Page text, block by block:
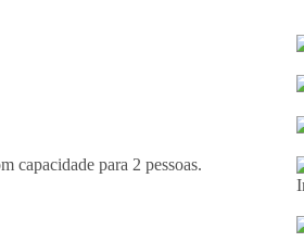
capacidade para 2 pessoas.